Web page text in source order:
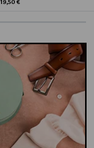
Original Price
19,50 €